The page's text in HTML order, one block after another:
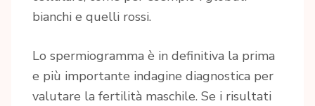
bianchi e quelli rossi.
Lo spermiogramma è in definitiva la prima
e più importante indagine diagnostica per
valutare la fertilità maschile. Se i risultati